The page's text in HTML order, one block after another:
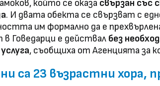
който се оказа свързан със
. И двата обекта се свързват с
им формално да е
Говедарци е действал без
, съобщиха от Агенцията за
са 23 възрастни хора,